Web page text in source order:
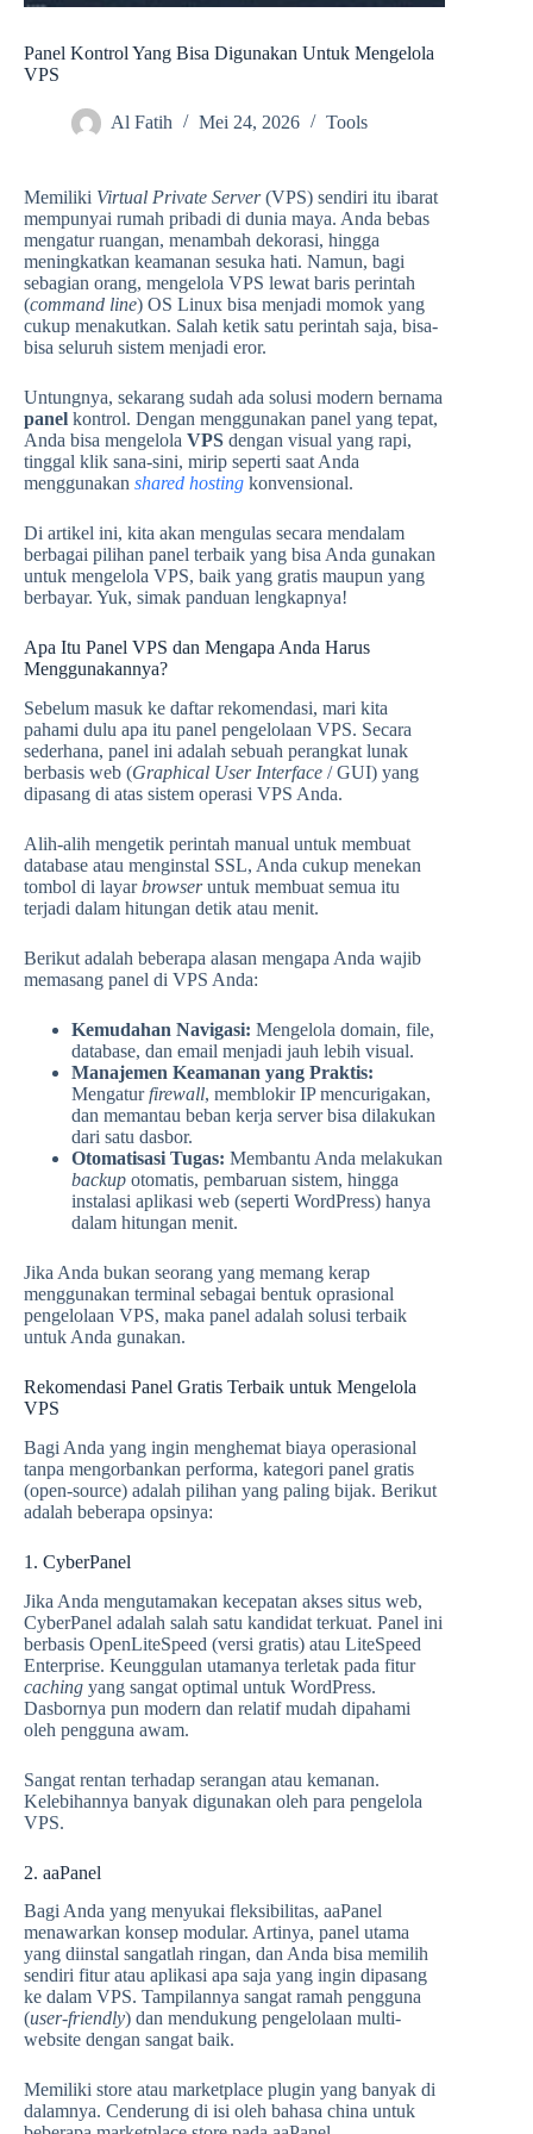
Panel Kontrol Yang Bisa Digunakan Untuk Mengelola
VPS
Al Fatih Mei 24, 2026 Tools
Memiliki Virtual Private Server(VPS) sendiri itu ibarat
mempunyai rumah pribadi di dunia maya. Anda bebas
mengatur ruangan, menambah dekorasi, hingga
meningkatkan keamanan sesuka hati. Namun, bagi
sebagian orang, mengelola VPS lewat baris perintah
(command line) OS Linux bisa menjadi momok yang
cukup menakutkan. Salah ketik satu perintah saja, bisa-
bisa seluruh sistem menjadi eror.
Untungnya, sekarang sudah ada solusi modern bernama
panel kontrol. Dengan menggunakan panel yang tepat,
Anda bisa mengelola VPS dengan visual yang rapi,
tinggal klik sana-sini, mirip seperti saat Anda
menggunakan shared hosting konvensional.
Di artikel ini, kita akan mengulas secara mendalam
berbagai pilihan panel terbaik yang bisa Anda gunakan
untuk mengelola VPS, baik yang gratis maupun yang
berbayar. Yuk, simak panduan lengkapnya!
Apa Itu Panel VPS dan Mengapa Anda Harus
Menggunakannya?
Sebelum masuk ke daftar rekomendasi, mari kita
pahami dulu apa itu panel pengelolaan VPS. Secara
sederhana, panel ini adalah sebuah perangkat lunak
berbasis web (Graphical User Interface / GUI) yang
dipasang di atas sistem operasi VPS Anda.
Alih-alih mengetik perintah manual untuk membuat
database atau menginstal SSL, Anda cukup menekan
tombol di layarbrowseruntuk membuat semua itu
terjadi dalam hitungan detik atau menit.
Berikut adalah beberapa alasan mengapa Anda wajib
memasang panel di VPS Anda:
Kemudahan Navigasi: Mengelola domain, file,
database, dan email menjadi jauh lebih visual.
Manajemen Keamanan yang Praktis:
Mengaturfirewall, memblokir IP mencurigakan,
dan memantau beban kerja server bisa dilakukan
dari satu dasbor.
Otomatisasi Tugas: Membantu Anda melakukan
backup otomatis, pembaruan sistem, hingga
instalasi aplikasi web (seperti WordPress) hanya
dalam hitungan menit.
Jika Anda bukan seorang yang memang kerap
menggunakan terminal sebagai bentuk oprasional
pengelolaan VPS, maka panel adalah solusi terbaik
untuk Anda gunakan.
Rekomendasi Panel Gratis Terbaik untuk Mengelola
VPS
Bagi Anda yang ingin menghemat biaya operasional
tanpa mengorbankan performa, kategori panel gratis
(open-source) adalah pilihan yang paling bijak. Berikut
adalah beberapa opsinya:
1. CyberPanel
Jika Anda mengutamakan kecepatan akses situs web,
CyberPanel adalah salah satu kandidat terkuat. Panel ini
berbasis OpenLiteSpeed (versi gratis) atau LiteSpeed
Enterprise. Keunggulan utamanya terletak pada fitur
caching yang sangat optimal untuk WordPress.
Dasbornya pun modern dan relatif mudah dipahami
oleh pengguna awam.
Sangat rentan terhadap serangan atau kemanan.
Kelebihannya banyak digunakan oleh para pengelola
VPS.
2. aaPanel
Bagi Anda yang menyukai fleksibilitas, aaPanel
menawarkan konsep modular. Artinya, panel utama
yang diinstal sangatlah ringan, dan Anda bisa memilih
sendiri fitur atau aplikasi apa saja yang ingin dipasang
ke dalam VPS. Tampilannya sangat ramah pengguna
(user-friendly) dan mendukung pengelolaan multi-
website dengan sangat baik.
Memiliki store atau marketplace plugin yang banyak di
dalamnya. Cenderung di isi oleh bahasa china untuk